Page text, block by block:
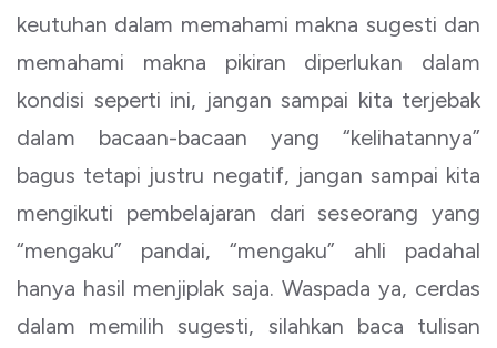
keutuhan dalam memahami makna sugesti dan
memahami makna pikiran diperlukan dalam
kondisi seperti ini, jangan sampai kita terjebak
dalam bacaan-bacaan yang “kelihatannya”
bagus tetapi justru negatif, jangan sampai kita
mengikuti pembelajaran dari seseorang yang
“mengaku” pandai, “mengaku” ahli padahal
hanya hasil menjiplak saja. Waspada ya, cerdas
dalam memilih sugesti, silahkan baca tulisan